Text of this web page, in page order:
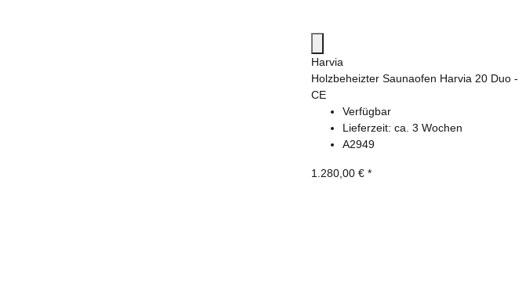
Harvia
Holzbeheizter Saunaofen Harvia 20 Duo -
CE
Verfügbar
Lieferzeit: ca. 3 Wochen
A2949
1.280,00 € *